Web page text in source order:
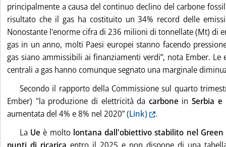
principalmente a causa del continuo declino del carbone
risultato che il gas ha costituito un 34% record delle
Nonostante l'enorme cifra di 236 milioni di tonnellate (Mt) di
gas in un anno, molti Paesi europei stanno facendo
gas siano ammissibili ai finanziamenti verdi”, nota Ember. Le
centrali a gas hanno comunque segnato una marginale
Secondo il rapporto della Commissione sul quarto
Ember) "la produzione di elettricità da carbone inSerbia e
aumentata del 4% e 8% nel 2020”(Link)
.
La Ue è molto lontana dall'obiettivo stabilito nel Green